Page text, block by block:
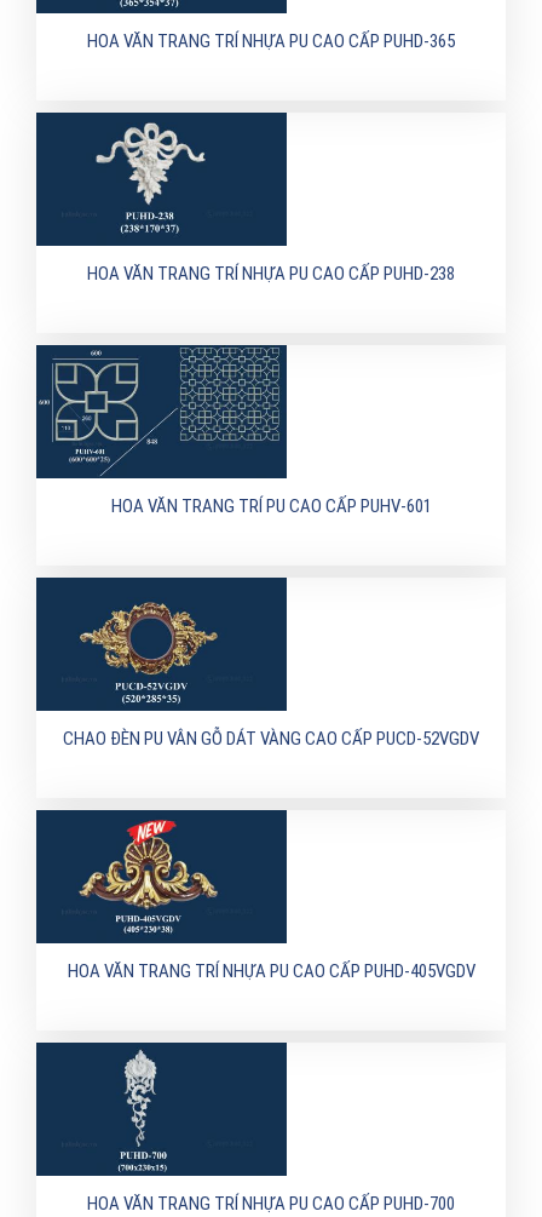
HOA VĂN TRANG TRÍ NHỰA PU CAO CẤP PUHD-365
HOA VĂN TRANG TRÍ NHỰA PU CAO CẤP PUHD-238
HOA VĂN TRANG TRÍ PU CAO CẤP PUHV-601
CHAO ĐÈN PU VÂN GỖ DÁT VÀNG CAO CẤP PUCD-52VGDV
HOA VĂN TRANG TRÍ NHỰA PU CAO CẤP PUHD-405VGDV
HOA VĂN TRANG TRÍ NHỰA PU CAO CẤP PUHD-700